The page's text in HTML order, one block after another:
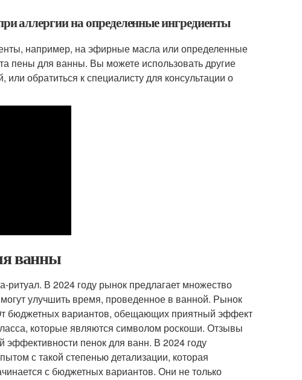
аллергии на определенные ингредиенты
например, на эфирные масла или определенные
пены для ванны. Вы можете использовать другие
обратиться к специалисту для консультации о
ванны
В 2024 году рынок предлагает множество
улучшить время, проведенное в ванной. Рынок
бюджетных вариантов, обещающих приятный эффект
которые являются символом роскоши. Отзывы
пенок для ванн. В 2024 году
с такой степенью детализации, которая
с бюджетных вариантов. Они не только